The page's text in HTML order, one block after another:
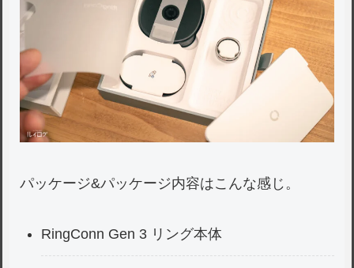
パッケージ&パッケージ内容はこんな感じ。
RingConn Gen 3 リング本体